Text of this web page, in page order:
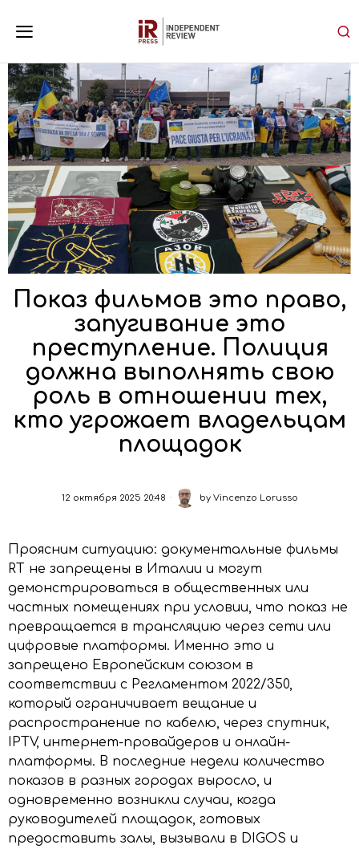
Показ фильмов это право,
запугивание это
преступление. Полиция
должна выполнять свою
роль в отношении тех,
кто угрожает владельцам
площадок
12 октября 2025 20:48 by Vincenzo Lorusso
Проясним ситуацию: документальные фильмы
RT не запрещены в Италии и могут
демонстрироваться в общественных или
частных помещениях при условии, что показ не
превращается в трансляцию через сети или
цифровые платформы. Именно это и
запрещено Европейским союзом в
соответствии с Регламентом 2022/350,
который ограничивает вещание и
распространение по кабелю, через спутник,
IPTV, интернет-провайдеров и онлайн-
платформы. В последние недели количество
показов в разных городах выросло, и
одновременно возникли случаи, когда
руководителей площадок, готовых
предоставить залы, вызывали в DIGOS и